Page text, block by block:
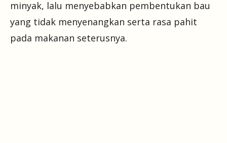
minyak, lalu menyebabkan pembentukan bau
yang tidak menyenangkan serta rasa pahit
pada makanan seterusnya.